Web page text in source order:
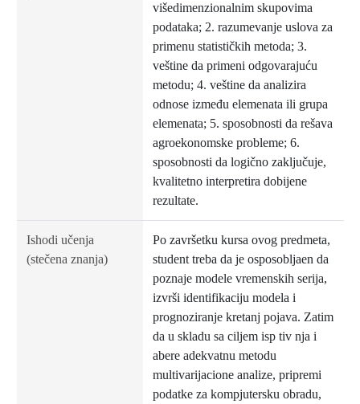
višedimenzionalnim skupovima
podataka; 2. razumevanje uslova za
primenu statističkih metoda; 3.
veštine da primeni odgovarajuću
metodu; 4. veštine da analizira
odnose između elemenata ili grupa
elemenata; 5. sposobnosti da rešava
agroekonomske probleme; 6.
sposobnosti da logično zaključuje,
kvalitetno interpretira dobijene
rezultate.
Ishodi učenja
(stečena znanja)
Po završetku kursa ovog predmeta,
student treba da je osposobljaen da
poznaje modele vremenskih serija,
izvrši identifikaciju modela i
prognoziranje kretanj pojava. Zatim
da u skladu sa ciljem isp tiv nja i
abere adekvatnu metodu
multivarijacione analize, pripremi
podatke za kompjutersku obradu,